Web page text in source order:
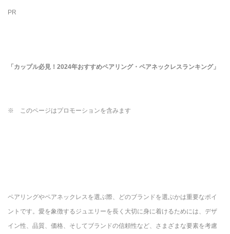
PR
「カップル必見！2024年おすすめペアリング・ペアネックレスランキング」
※ このページはプロモーションを含みます
ペアリングやペアネックレスを選ぶ際、どのブランドを選ぶかは重要なポイ
ントです。愛を象徴するジュエリーを長く大切に身に着けるためには、デザ
イン性、品質、価格、そしてブランドの信頼性など、さまざまな要素を考慮